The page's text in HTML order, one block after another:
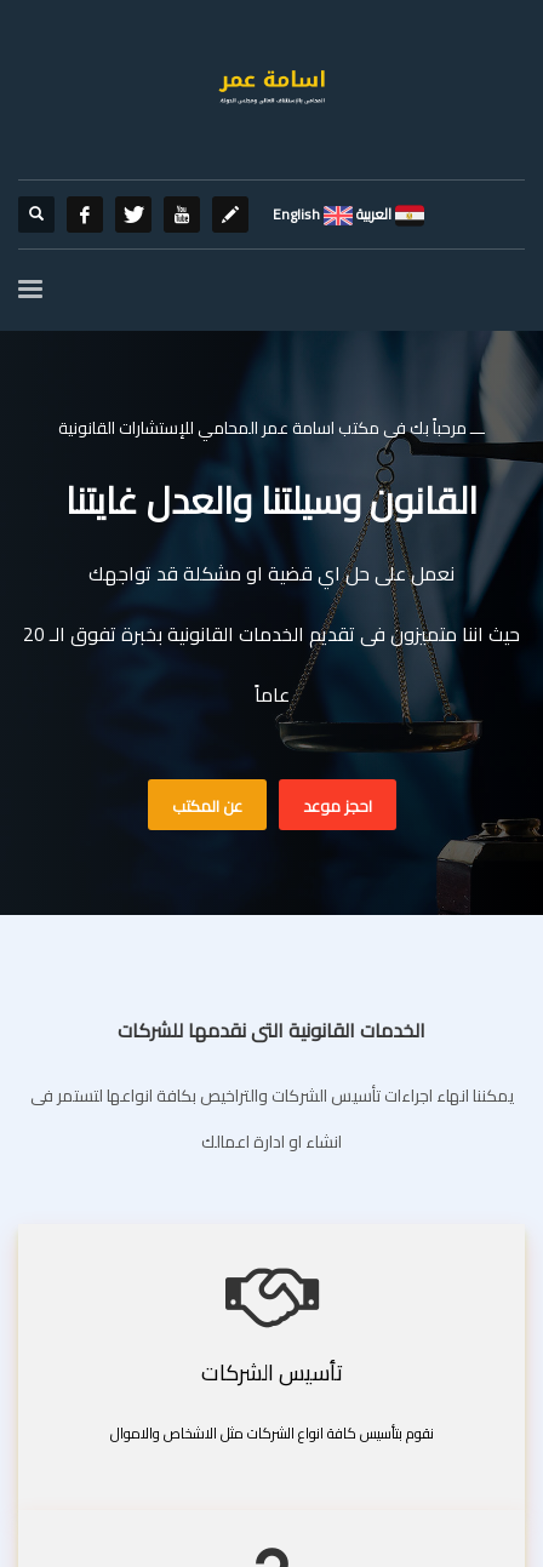
العربية English
ـــ مرحباً بك فى مكتب اسامة عمر المحامي للإستشارات القانونية
القانون وسيلتنا والعدل غايتنا
نعمل على حل اي قضية او مشكلة قد تواجهك
حيث اننا متميزون فى تقديم الخدمات القانونية بخبرة تفوق الـ 20
عاماً
احجز موعد عن المكتب
الخدمات القانونية التى نقدمها للشركات
يمكننا انهاء اجراءات تأسيس الشركات والتراخيص بكافة انواعها لتستمر فى
انشاء او ادارة اعمالك
تأسيس الشركات
نقوم بتأسيس كافة انواع الشركات مثل الاشخاص والاموال